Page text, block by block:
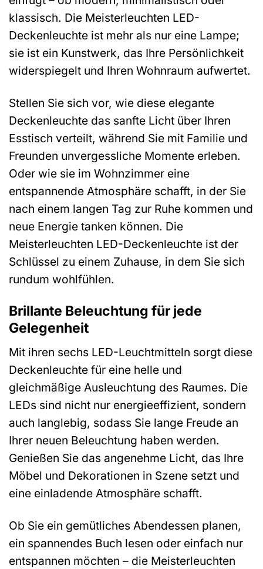
klassisch. Die Meisterleuchten LED-
Deckenleuchte ist mehr als nur eine Lampe;
sie ist ein Kunstwerk, das Ihre Persönlichkeit
widerspiegelt und Ihren Wohnraum aufwertet.
Stellen Sie sich vor, wie diese elegante
Deckenleuchte das sanfte Licht über Ihren
Esstisch verteilt, während Sie mit Familie und
Freunden unvergessliche Momente erleben.
Oder wie sie im Wohnzimmer eine
entspannende Atmosphäre schafft, in der Sie
nach einem langen Tag zur Ruhe kommen und
neue Energie tanken können. Die
Meisterleuchten LED-Deckenleuchte ist der
Schlüssel zu einem Zuhause, in dem Sie sich
rundum wohlfühlen.
Brillante Beleuchtung für jede
Gelegenheit
Mit ihren sechs LED-Leuchtmitteln sorgt diese
Deckenleuchte für eine helle und
gleichmäßige Ausleuchtung des Raumes. Die
LEDs sind nicht nur energieeffizient, sondern
auch langlebig, sodass Sie lange Freude an
Ihrer neuen Beleuchtung haben werden.
Genießen Sie das angenehme Licht, das Ihre
Möbel und Dekorationen in Szene setzt und
eine einladende Atmosphäre schafft.
Ob Sie ein gemütliches Abendessen planen,
ein spannendes Buch lesen oder einfach nur
entspannen möchten – die Meisterleuchten